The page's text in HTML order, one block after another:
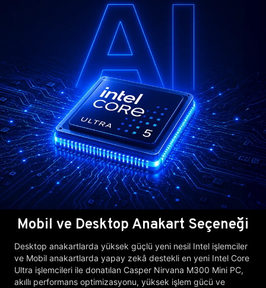
Mobil ve Desktop Anakart Seçeneği
Desktop anakartlarda yüksek güçlü yeni nesil Intel işlemciler
ve Mobil anakartlarda yapay zekâ destekli en yeni Intel Core
Ultra işlemcileri ile donatılan Casper Nirvana M300 Mini PC,
akıllı performans optimizasyonu, yüksek işlem gücü ve